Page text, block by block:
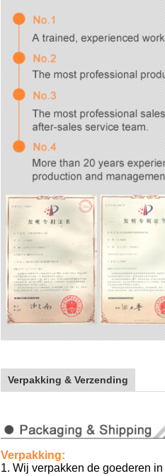
Verpakking & Verzending
Verpakking:
1. Wij verpakken de goederen in